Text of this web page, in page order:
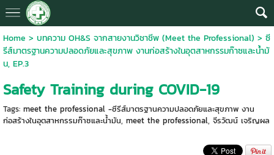
Home > บทความ OH&S จากสายงานวิชาชีพ (Meet the Professional) > ซี
รีส์มาตรฐานความปลอดภัยและสุขภาพ งานก่อสร้างในอุตสาหกรรมก๊าซและน้ำมั
น, EP.3
Safety Training during COVID-19
Tags: meet the professional -ซีรีส์มาตรฐานความปลอดภัยและสุขภาพ งาน
ก่อสร้างในอุตสาหกรรมก๊าซและน้ำมัน, meet the professional, จีรวัฒน์ เจริญผล